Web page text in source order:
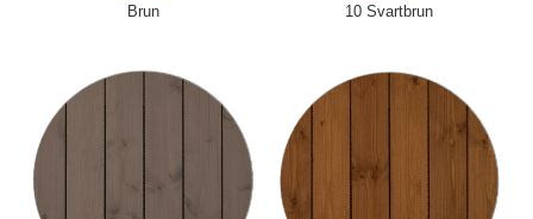
Brun 10 Svartbrun